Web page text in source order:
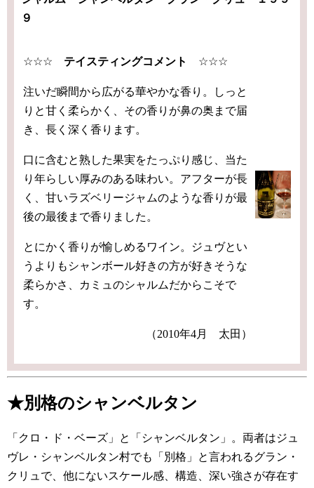
９
☆☆☆ テイスティングコメント ☆☆☆
注いだ瞬間から広がる華やかな香り。しっと
りと甘く柔らかく、その香りが鼻の奥まで届
き、長く深く香ります。
口に含むと熟した果実をたっぷり感じ、当た
り年らしい厚みのある味わい。アフターが長
く、甘いラズベリージャムのような香りが最
後の最後まで香りました。
とにかく香りが愉しめるワイン。ジュヴとい
うよりもシャンボール好きの方が好きそうな
柔らかさ、カミュのシャルムだからこそで
す。
（2010年4月 太田）
★別格のシャンベルタン
「クロ・ド・ベーズ」と「シャンベルタン」。両者はジュ
ヴレ・シャンベルタン村でも「別格」と言われるグラン・
クリュで、他にないスケール感、構造、深い強さが存在す